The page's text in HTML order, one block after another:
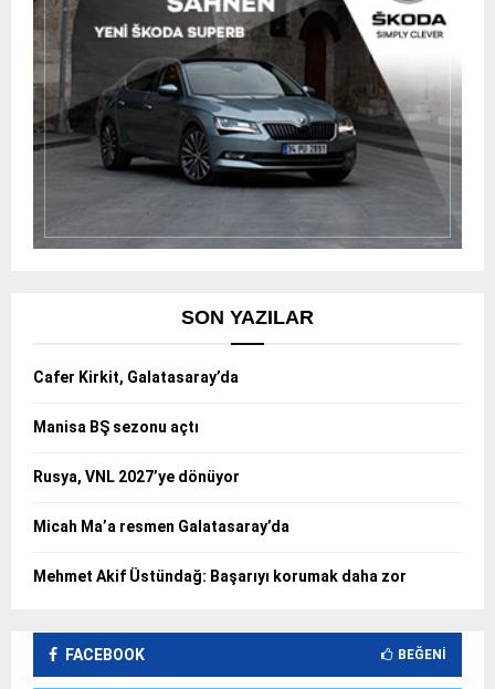
SON YAZILAR
Cafer Kirkit, Galatasaray’da
Manisa BŞ sezonu açtı
Rusya, VNL 2027’ye dönüyor
Micah Ma’a resmen Galatasaray’da
Mehmet Akif Üstündağ: Başarıyı korumak daha zor
FACEBOOK BEĞENI